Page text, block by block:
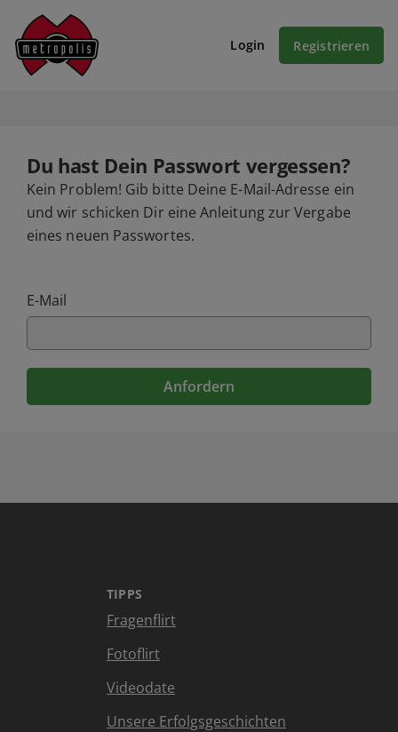
Login Registrieren
Du hast Dein Passwort vergessen?
Kein Problem! Gib bitte Deine E-Mail-Adresse ein
und wir schicken Dir eine Anleitung zur Vergabe
eines neuen Passwortes.
E-Mail
Anfordern
TIPPS
Fragenflirt
Fotoflirt
Videodate
Unsere Erfolgsgeschichten